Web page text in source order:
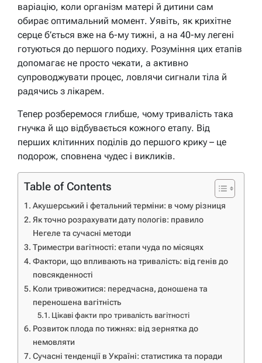
варіацію, коли організм матері й дитини сам
обирає оптимальний момент. Уявіть, як крихітне
серце б’ється вже на 6-му тижні, а на 40-му легені
готуються до першого подиху. Розуміння цих етапів
допомагає не просто чекати, а активно
супроводжувати процес, ловлячи сигнали тіла й
радячись з лікарем.
Тепер розберемося глибше, чому тривалість така
гнучка й що відбувається кожного етапу. Від
перших клітинних поділів до першого крику – це
подорож, сповнена чудес і викликів.
Table of Contents
Акушерський і фетальний терміни: в чому різниця
Як точно розрахувати дату пологів: правило
Негеле та сучасні методи
Триместри вагітності: етапи чуда по місяцях
Фактори, що впливають на тривалість: від генів до
повсякденності
Коли тривожитися: передчасна, доношена та
переношена вагітність
Цікаві факти про тривалість вагітності
Розвиток плода по тижнях: від зернятка до
немовляти
Сучасні тенденції в Україні: статистика та поради